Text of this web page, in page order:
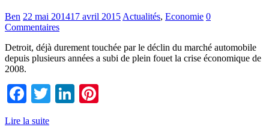
Ben 22 mai 201417 avril 2015 Actualités, Economie 0
Commentaires
Detroit, déjà durement touchée par le déclin du marché automobile
depuis plusieurs années a subi de plein fouet la crise économique de
2008.
Facebook
TwitterLinkedIn
Lire la suite